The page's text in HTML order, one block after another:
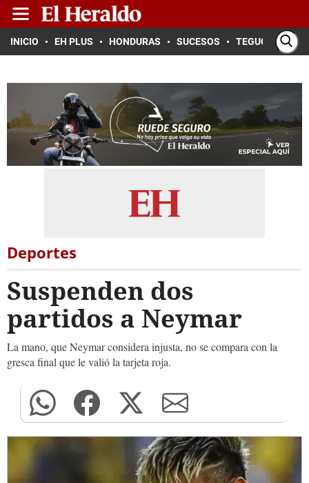
INICIO EH PLUS HONDURAS SUCESOS TEGUCIGALPA
Deportes
Suspenden dos
partidos a Neymar
La mano, que Neymar considera injusta, no se compara con la
gresca final que le valió la tarjeta roja.